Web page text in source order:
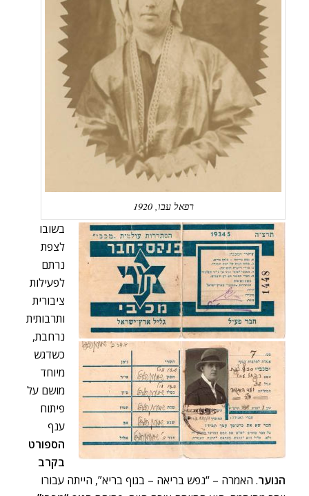
רפאל עבו, 1920
בשובו
לצפת
נרתם
לפעילות
ציבורית
ותרבותית
נרחבת,
כשדגש
מיוחד
מושם על
פיתוח
ענף
הספורט
בקרב
הנוער. האמרה – “נפש בריאה – בגוף בריא”, הייתה עבורו